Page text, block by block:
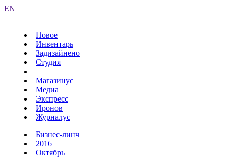
EN
Новое
Инвентарь
Задизайнено
Студия
Магазинус
Медиа
Экспресс
Иронов
Журналус
Бизнес-линч
2016
Октябрь